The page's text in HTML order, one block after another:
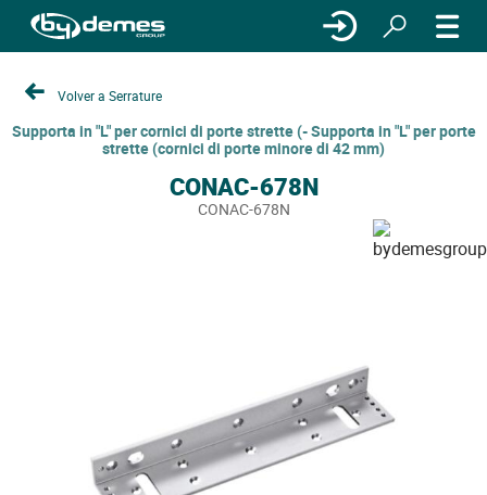
Volver a Serrature
Supporta in "L" per cornici di porte strette (- Supporta in "L" per porte
strette (cornici di porte minore di 42 mm)
CONAC-678N
CONAC-678N